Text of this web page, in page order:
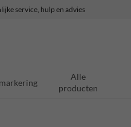
service, hulp en advies
Alle
producten